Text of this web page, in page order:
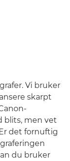
Vi bruker
skarpt
blits, men vet
det fornuftig
du bruker